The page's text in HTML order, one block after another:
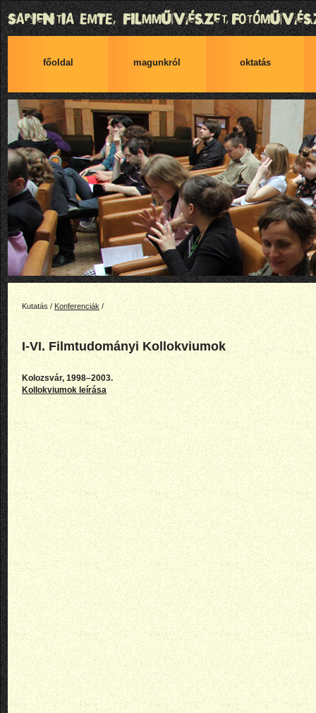
főoldal magunkról oktatás
Kutatás /Konferenciák/
I-VI. Filmtudományi Kollokviumok
Kolozsvár, 1998–2003.
Kollokviumok leírása